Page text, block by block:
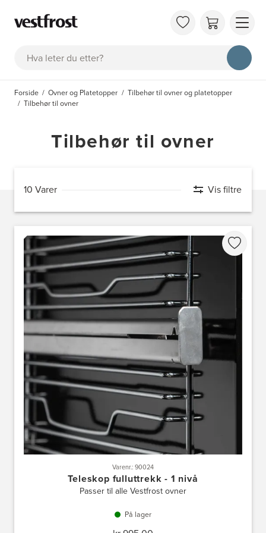
Søk
OM
Forside Ovner og Platetopper
Tilbehør til ovner og platetopper
Tilbehør til ovner
Tilbehør til ovner
10 Varer Vis filtre
Varenr.: 90024
Teleskop fulluttrekk - 1 nivå
Passer til alle Vestfrost ovner
På lager